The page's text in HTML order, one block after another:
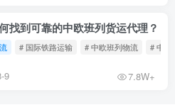
找到可靠的中欧班列货运代理？
# 国际铁路运输 # 中欧班列物流 # 中欧
9 7.8W+